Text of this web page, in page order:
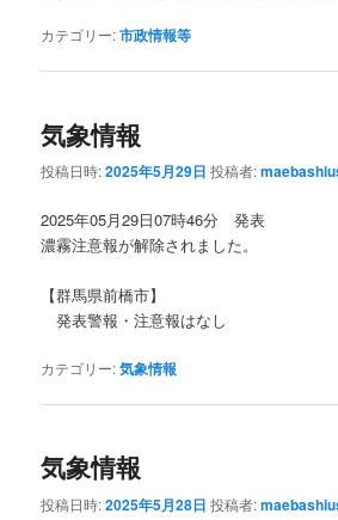
カテゴリー:市政情報等
気象情報
投稿日時:2025年5月29日 投稿者:
2025年05月29日07時46分 発表
濃霧注意報が解除されました。
【群馬県前橋市】
発表警報・注意報はなし
カテゴリー:気象情報
気象情報
投稿日時:2025年5月28日 投稿者: